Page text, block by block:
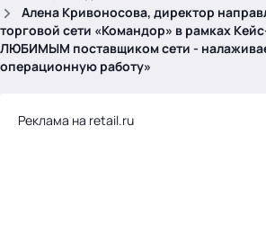
Алена Кривоносова, директор
торговой сети «Командор» в рамках
ЛЮБИМЫМ поставщиком сети -
операционную работу»
Реклама на retail.ru